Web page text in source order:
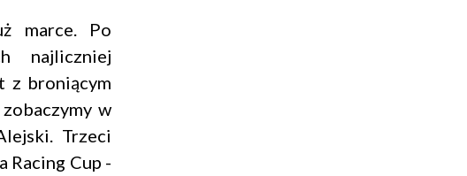
marce. Po
najliczniej
z broniącym
w
Trzeci
Racing Cup -